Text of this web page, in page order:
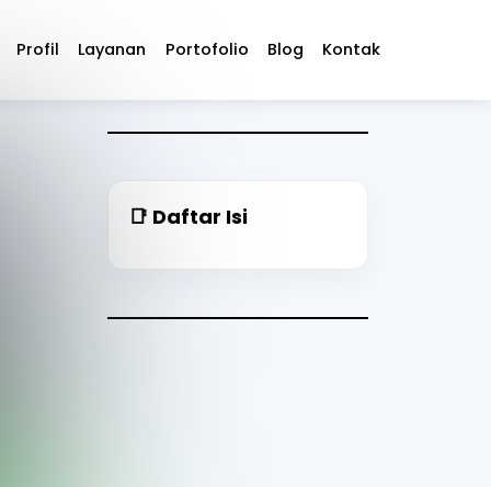
Profil Layanan Portofolio Blog Kontak
📑 Daftar Isi